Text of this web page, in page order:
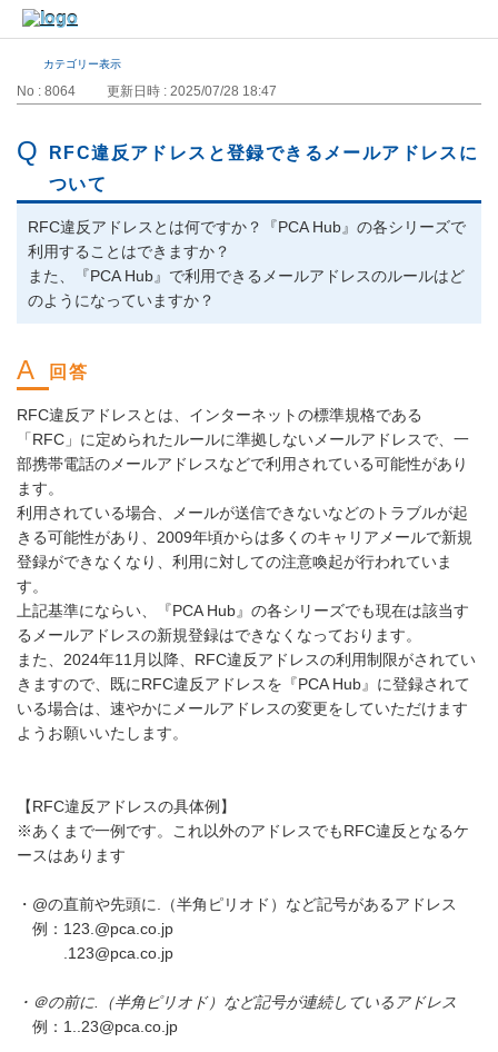
カテゴリー表示
No : 8064 更新日時 : 2025/07/28 18:47
RFC違反アドレスと登録できるメールアドレスに
ついて
RFC違反アドレスとは何ですか？『PCA Hub』の各シリーズで
利用することはできますか？
また、『PCA Hub』で利用できるメールアドレスのルールはど
のようになっていますか？
RFC違反アドレスとは、インターネットの標準規格である
「RFC」に定められたルールに準拠しないメールアドレスで、一
部携帯電話のメールアドレスなどで利用されている可能性があり
ます。
利用されている場合、メールが送信できないなどのトラブルが起
きる可能性があり、2009年頃からは多くのキャリアメールで新規
登録ができなくなり、利用に対しての注意喚起が行われていま
す。
上記基準にならい、『PCA Hub』の各シリーズでも現在は該当す
るメールアドレスの新規登録はできなくなっております。
また、2024年11月以降、RFC違反アドレスの利用制限がされてい
きますので、既にRFC違反アドレスを『PCA Hub』に登録されて
いる場合は、速やかにメールアドレスの変更をしていただけます
ようお願いいたします。
【RFC違反アドレスの具体例】
※あくまで一例です。これ以外のアドレスでもRFC違反となるケ
ースはあります
・@の直前や先頭に.（半角ピリオド）など記号があるアドレス
例：123.@pca.co.jp
.123@pca.co.jp
・＠の前に.（半角ピリオド）など記号が連続しているアドレス
例：1..23@pca.co.jp